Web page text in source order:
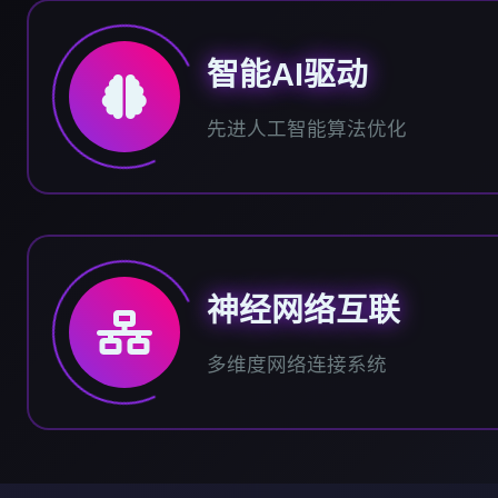
智能AI驱动
先进人工智能算法优化
神经网络互联
多维度网络连接系统